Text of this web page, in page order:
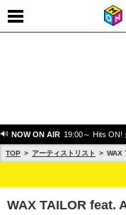
NOW ON AIR 19:00～ Hits ON!
TOP アーティストリスト WAX
WAX TAILOR feat.